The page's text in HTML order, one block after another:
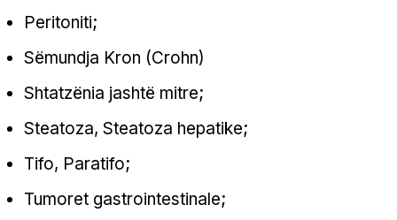
Peritoniti;
Sëmundja Kron (Crohn)
Shtatzënia jashtë mitre;
Steatoza, Steatoza hepatike;
Tifo, Paratifo;
Tumoret gastrointestinale;